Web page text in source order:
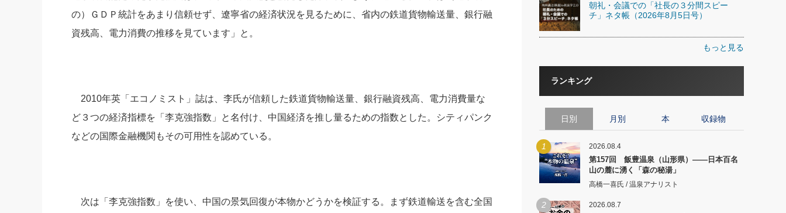
の）ＧＤＰ統計をあまり信頼せず、遼寧省の経済状況を見るために、省内の鉄道貨物輸送量、銀行融
資残高、電力消費の推移を見ています」と。
2010年英「エコノミスト」誌は、李氏が信頼した鉄道貨物輸送量、銀行融資残高、電力消費量な
ど３つの経済指標を「李克強指数」と名付け、中国経済を推し量るための指数とした。シティパンク
などの国際金融機関もその可用性を認めている。
次は「李克強指数」を使い、中国の景気回復が本物かどうかを検証する。まず鉄道輸送を含む全国
朝礼・会議での「社長の３分間スピー
チ」ネタ帳（2026年8月5日号）
もっと見る
ランキング
日別 月別 本 収録物
1 2026.08.4
第157回 飯豊温泉（山形県）――日本百名
山の麓に湧く「森の秘湯」
高橋一喜氏 / 温泉アナリスト
2 2026.08.7